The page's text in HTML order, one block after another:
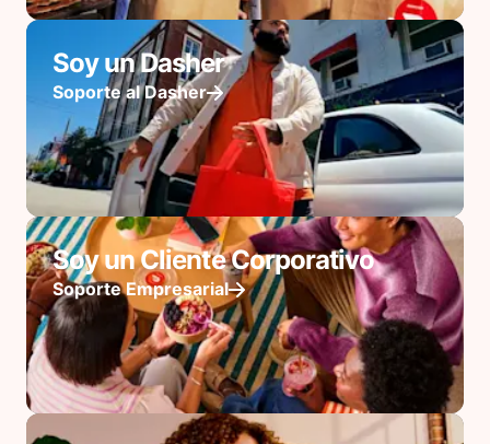
Soy un Dasher
Soporte al Dasher
Soy un Cliente Corporativo
Soporte Empresarial